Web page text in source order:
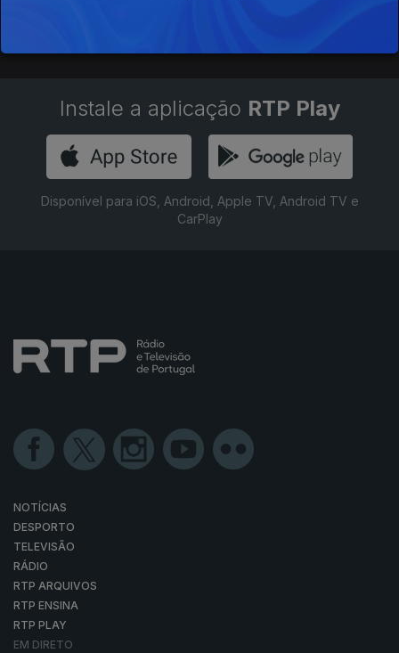
Instale a aplicação RTP Play
Disponível para iOS, Android, Apple TV, Android TV e
CarPlay
NOTÍCIAS
DESPORTO
TELEVISÃO
RÁDIO
RTP ARQUIVOS
RTP ENSINA
RTP PLAY
EM DIRETO